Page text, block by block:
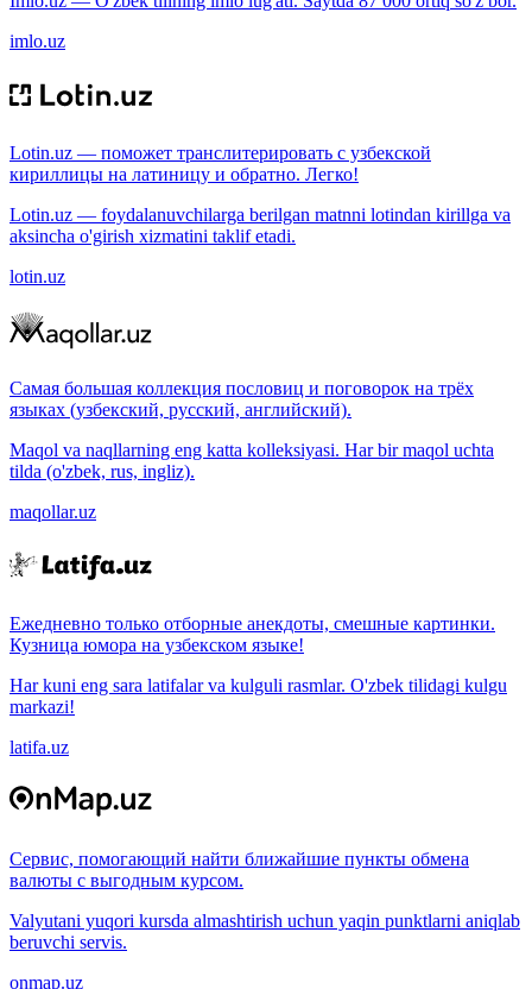
imlo.uz
Lotin.uz — поможет транслитерировать с узбекской
кириллицы на латиницу и обратно. Легко!
Lotin.uz — foydalanuvchilarga berilgan matnni lotindan kirillga va
aksincha o'girish xizmatini taklif etadi.
lotin.uz
Самая большая коллекция пословиц и поговорок на трёх
языках (узбекский, русский, английский).
Maqol va naqllarning eng katta kolleksiyasi. Har bir maqol uchta
tilda (o'zbek, rus, ingliz).
maqollar.uz
Ежедневно только отборные анекдоты, смешные картинки.
Кузница юмора на узбекском языке!
Har kuni eng sara latifalar va kulguli rasmlar. O'zbek tilidagi kulgu
markazi!
latifa.uz
Сервис, помогающий найти ближайшие пункты обмена
валюты с выгодным курсом.
Valyutani yuqori kursda almashtirish uchun yaqin punktlarni aniqlab
beruvchi servis.
onmap.uz